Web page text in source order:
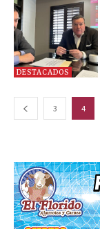
DESTACADOS
3 4